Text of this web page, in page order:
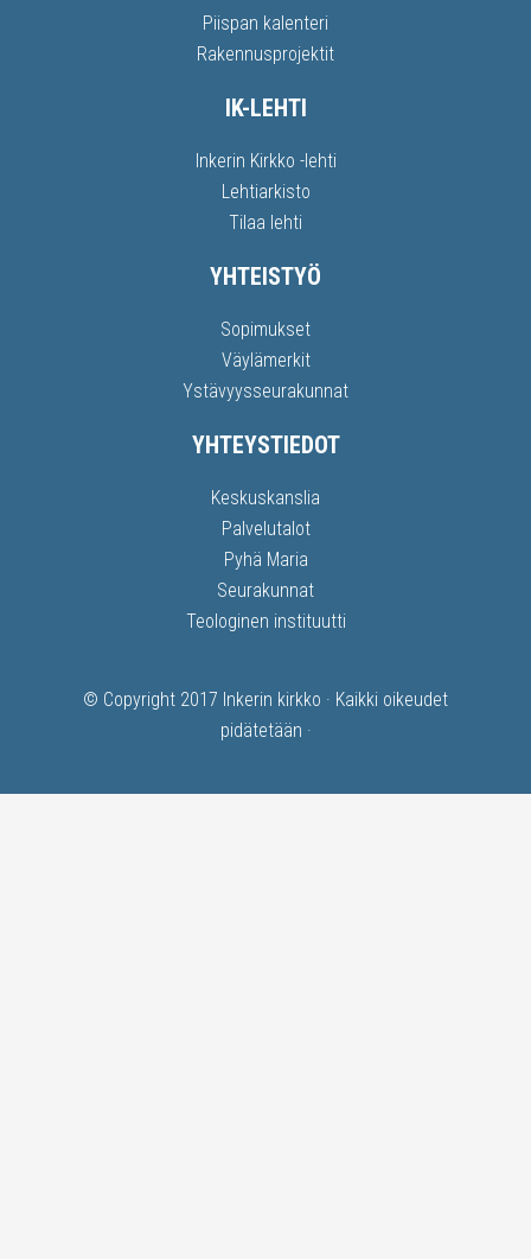
Piispan kalenteri
Rakennusprojektit
IK-LEHTI
Inkerin Kirkko -lehti
Lehtiarkisto
Tilaa lehti
YHTEISTYÖ
Sopimukset
Väylämerkit
Ystävyysseurakunnat
YHTEYSTIEDOT
Keskuskanslia
Palvelutalot
Pyhä Maria
Seurakunnat
Teologinen instituutti
© Copyright 2017 Inkerin kirkko · Kaikki oikeudet
pidätetään ·